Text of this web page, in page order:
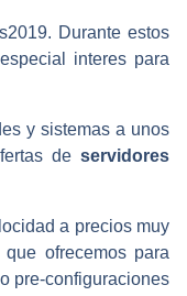
Durante estos
interes para
y sistemas a unos
de servidores
a precios muy
ofrecemos para
pre-configuraciones